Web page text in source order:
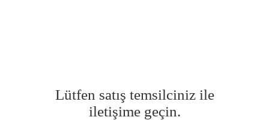
Lütfen satış temsilciniz ile
iletişime geçin.